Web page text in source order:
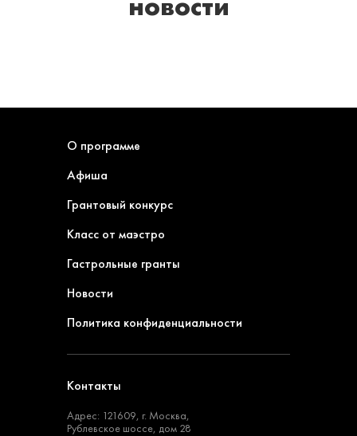
О программе
Афиша
Грантовый конкурс
Класс от маэстро
Гастрольные гранты
Новости
Политика конфиденциальности
Контакты
Адрес: 121609, г. Москва,
Рублевское шоссе, дом 28